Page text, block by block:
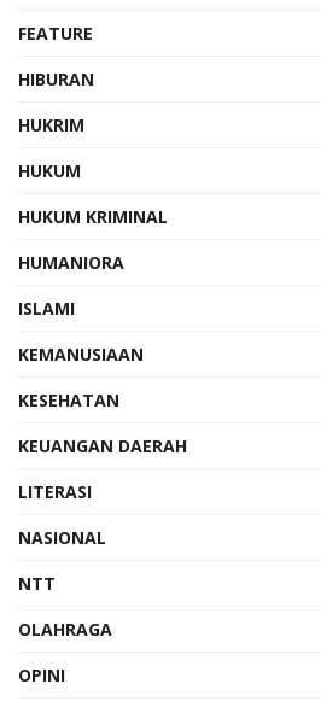
FEATURE
HIBURAN
HUKRIM
HUKUM
HUKUM KRIMINAL
HUMANIORA
ISLAMI
KEMANUSIAAN
KESEHATAN
KEUANGAN DAERAH
LITERASI
NASIONAL
NTT
OLAHRAGA
OPINI